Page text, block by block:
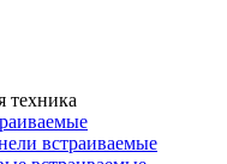
техника
встраиваемые